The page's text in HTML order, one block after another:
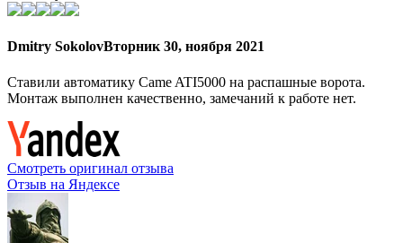
Dmitry SokolovВторник 30, ноября 2021
Ставили автоматику Came ATI5000 на распашные ворота.
Монтаж выполнен качественно, замечаний к работе нет.
Смотреть оригинал отзыва
Отзыв на Яндексе